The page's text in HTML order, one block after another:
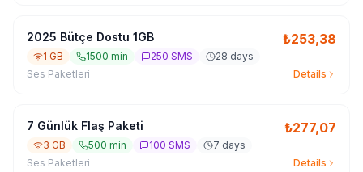
2025 Bütçe Dostu 1GB ₺253,38
1 GB 1500 min 250 SMS
28 days
Ses Paketleri
Details
7 Günlük Flaş Paketi ₺277,07
3 GB 500 min 100 SMS
7 days
Ses Paketleri
Details